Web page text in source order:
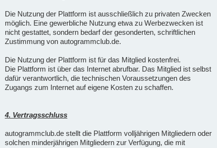
Die Nutzung der Plattform ist ausschließlich zu privaten Zwecken
möglich. Eine gewerbliche Nutzung etwa zu Werbezwecken ist
nicht gestattet, sondern bedarf der gesonderten, schriftlichen
Zustimmung von autogrammclub.de.
Die Nutzung der Plattform ist für das Mitglied kostenfrei.
Die Plattform ist über das Internet abrufbar. Das Mitglied ist selbst
dafür verantwortlich, die technischen Voraussetzungen des
Zugangs zum Internet auf eigene Kosten zu schaffen.
4. Vertragsschluss
autogrammclub.de stellt die Plattform volljährigen Mitgliedern oder
solchen minderjährigen Mitgliedern zur Verfügung, die mit